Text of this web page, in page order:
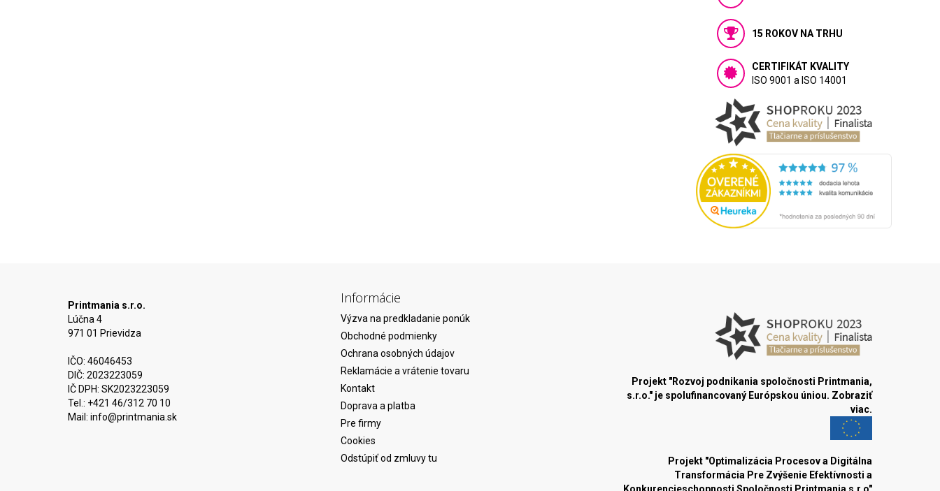
15 ROKOV NA TRHU
CERTIFIKÁT KVALITY
ISO 9001 a ISO 14001
Printmania s.r.o.
Lúčna 4
971 01 Prievidza
IČO: 46046453
DIČ: 2023223059
IČ DPH: SK2023223059
Tel.: +421 46/312 70 10
Mail: info@printmania.sk
Informácie
Výzva na predkladanie ponúk
Obchodné podmienky
Ochrana osobných údajov
Reklamácie a vrátenie tovaru
Kontakt
Doprava a platba
Pre firmy
Cookies
Odstúpiť od zmluvy tu
Projekt "Rozvoj podnikania spoločnosti Printmania,
s.r.o." je spolufinancovaný Európskou úniou. Zobraziť
viac.
Projekt "Optimalizácia Procesov a Digitálna
Transformácia Pre Zvýšenie Efektívnosti a